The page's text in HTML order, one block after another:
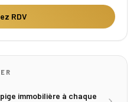
RDV
immobilière à chaque